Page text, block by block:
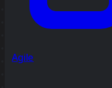
Agile